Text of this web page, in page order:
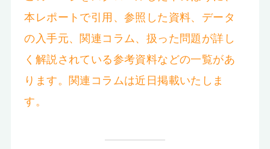
本レポートで引用、参照した資料、データ
の入手元、関連コラム、扱った問題が詳し
く解説されている参考資料などの一覧があ
ります。関連コラムは近日掲載いたしま
す。